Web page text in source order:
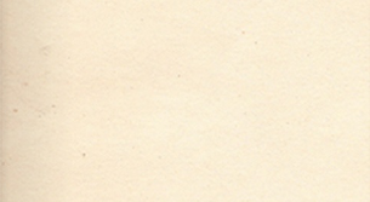
1,601 צפיות